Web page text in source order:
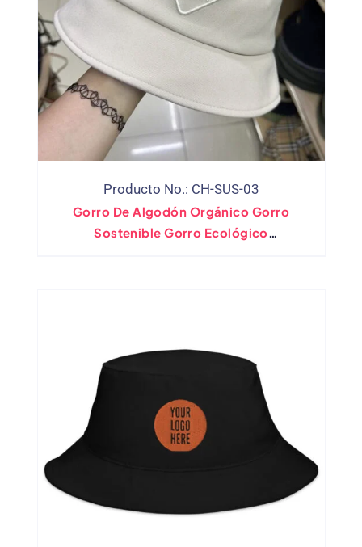
Producto No.: CH-SUS-03
Gorro De Algodón Orgánico Gorro
Sostenible Gorro Ecológico